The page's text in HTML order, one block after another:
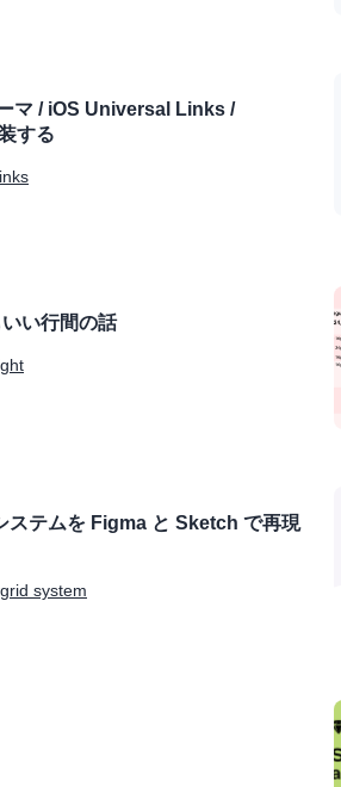
マ / iOS Universal Links /
する
い行間の話
ステムを Figma と Sketch で再現
system